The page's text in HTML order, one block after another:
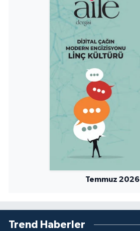
Temmuz 2026
Trend Haberler